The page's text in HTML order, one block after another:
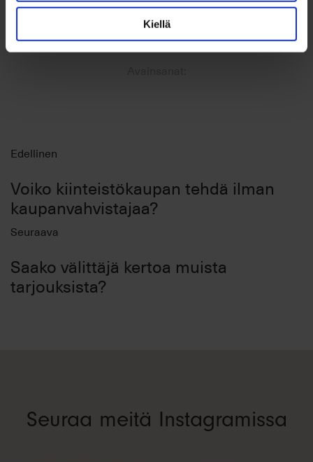
Kiellä
Edellinen
Voiko kiinteistökaupan tehdä ilman
kaupanvahvistajaa?
Seuraava
Saako välittäjä kertoa muista
tarjouksista?
Seuraa meitä Instagramissa